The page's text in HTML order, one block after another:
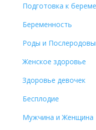
Подготовка к
Беременность
Роды и
Женское здоровье
Здоровье девочек
Бесплодие
Мужчина и Женщина